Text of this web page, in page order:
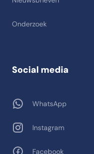
Onderzoek
Social media
WhatsApp
Instagram
Facebook